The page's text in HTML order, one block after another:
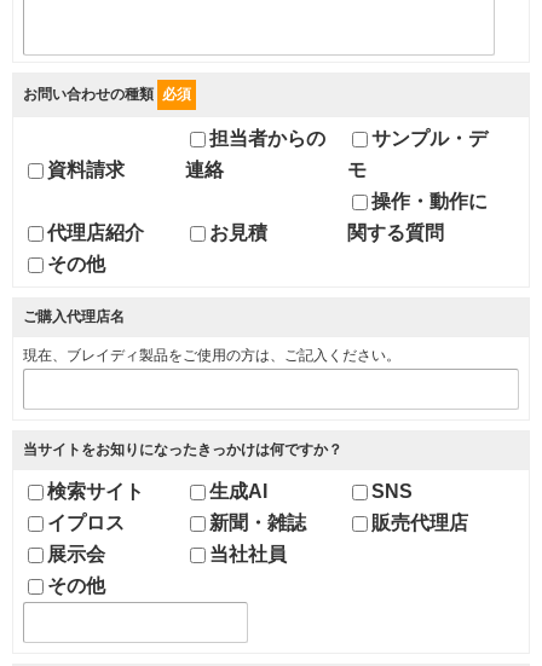
お問い合わせの種類 必須
資料請求
担当者からの
連絡
サンプル・デ
モ
代理店紹介 お見積
操作・動作に
関する質問
その他
ご購入代理店名
現在、ブレイディ製品をご使用の方は、ご記入ください。
当サイトをお知りになったきっかけは何ですか？
検索サイト 生成AI
SNS
イプロス
新聞・雑誌
販売代理店
展示会
当社社員
その他